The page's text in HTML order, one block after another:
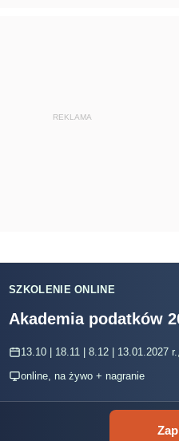
REKLAMA
SZKOLENIE ONLINE
Akademia podatków
13.10 | 18.11 | 8.12 | 13.01.2027
online, na żywo + nagranie